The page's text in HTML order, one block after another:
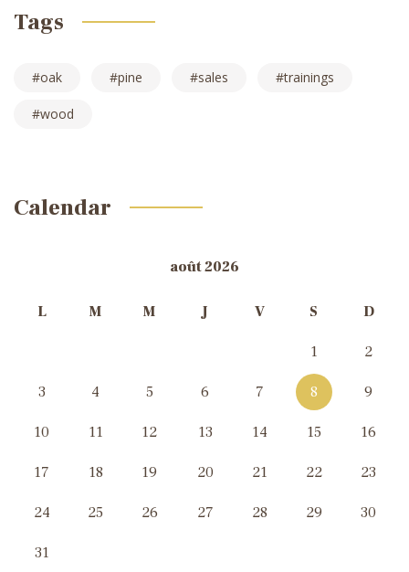
Tags
oak pine sales trainings
wood
Calendar
août 2026
L M M J V S D
1 2
3 4 5 6 7 8 9
10 11 12 13 14 15 16
17 18 19 20 21 22 23
24 25 26 27 28 29 30
31